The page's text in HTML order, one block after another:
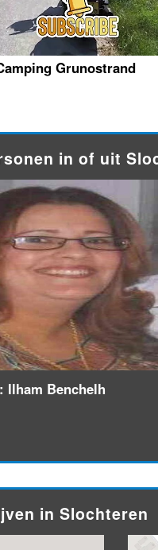
Grunostrand
in of uit
Ilham Benchelh
in Slochteren